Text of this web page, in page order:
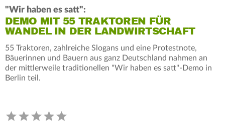
"Wir haben es satt":
DEMO MIT 55 TRAKTOREN FÜR
WANDEL IN DER LANDWIRTSCHAFT
55 Traktoren, zahlreiche Slogans und eine Protestnote,
Bäuerinnen und Bauern aus ganz Deutschland nahmen an
der mittlerweile traditionellen "Wir haben es satt"-Demo in
Berlin teil.